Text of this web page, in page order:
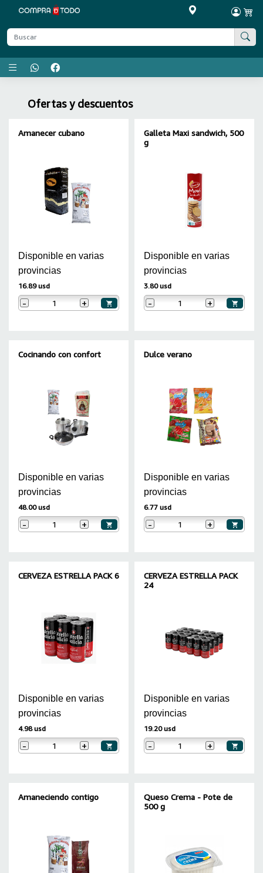
Menú principal
Ofertas y descuentos
Amanecer cubano
Disponible en varias
provincias
16.89 usd
- +
Galleta Maxi sandwich, 500
g
Disponible en varias
provincias
3.80 usd
- +
Cocinando con confort
Disponible en varias
provincias
48.00 usd
- +
Dulce verano
Disponible en varias
provincias
6.77 usd
- +
CERVEZA ESTRELLA PACK 6
Disponible en varias
provincias
4.98 usd
- +
CERVEZA ESTRELLA PACK
24
Disponible en varias
provincias
19.20 usd
- +
Amaneciendo contigo
Queso Crema - Pote de
500 g